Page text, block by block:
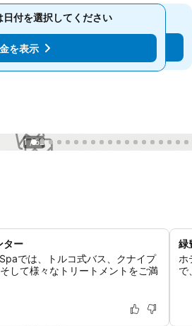
付を選択してください
料金を表示
付を選択してください
を表示
1 / 52
ター
では、トルコ式バス、クナイプ
して様々なトリートメントをご満
緑
ホ
で